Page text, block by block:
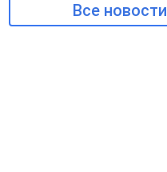
Все новости